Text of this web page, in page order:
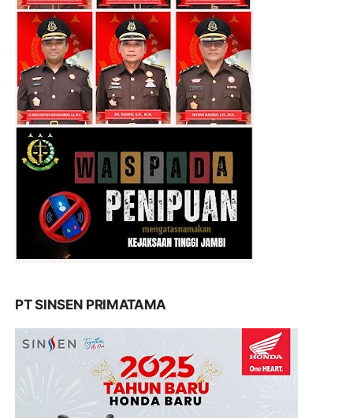
PT SINSEN PRIMATAMA